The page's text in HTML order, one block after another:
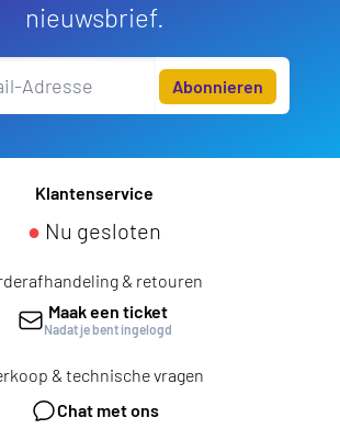
nieuwsbrief.
Abonnieren
Klantenservice
● Nu gesloten
& retouren
Maak een ticket
Nadat je bent ingelogd
& technische vragen
Chat met ons